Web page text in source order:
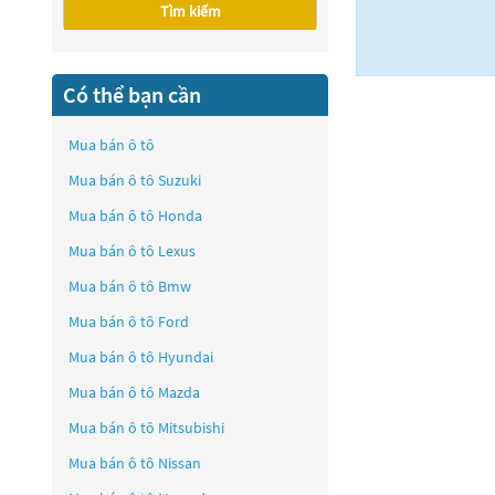
Tìm kiếm
Có thể bạn cần
Mua bán ô tô
Mua bán ô tô Suzuki
Mua bán ô tô Honda
Mua bán ô tô Lexus
Mua bán ô tô Bmw
Mua bán ô tô Ford
Mua bán ô tô Hyundai
Mua bán ô tô Mazda
Mua bán ô tô Mitsubishi
Mua bán ô tô Nissan